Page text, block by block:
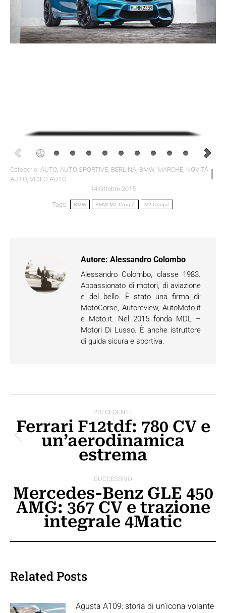
Categorie: AUTO, AUTO SPORTIVE, BERLINA, BMW, MARCHE, NOVITÀ
AUTO, VIDEO AUTO
14 Ottobre 2015
Tags: BMW BMW M2 Coupé M2 Coupé
Autore: Alessandro Colombo
Alessandro Colombo, classe 1983.
Appassionato di motori, di aviazione
e del bello. È stato una firma di:
MotoCorse, Autoreview, AutoMoto.it
e Moto.it. Nel 2015 fonda MDL –
Motori Di Lusso. È anche istruttore
di guida sicura e sportiva.
tra
PRECEDENTE
Post
precedente:
Ferrari F12tdf: 780 CV e
un’aerodinamica
estrema
SUCCESSIVO
Prossimo
post:
Mercedes-Benz GLE 450
AMG: 367 CV e trazione
integrale 4Matic
Related Posts
Agusta A109: storia di un’icona volante